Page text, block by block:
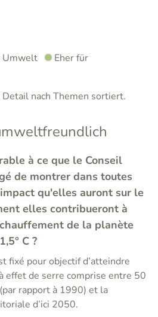
Umwelt Eher für
nach Themen sortiert.
à ce que le Conseil
de montrer dans toutes
qu'elles auront sur le
elles contribueront à
de la planète
C ?
fixé pour objectif d’atteindre
effet de serre comprise entre 50
rapport à 1990) et la
d’ici 2050.